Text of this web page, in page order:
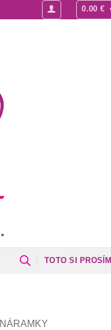
0.00€
TOTO SI PROSÍM
NÁRAMKY